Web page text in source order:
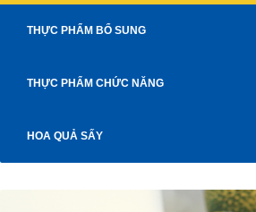
THỰC PHẨM BỔ SUNG
THỰC PHẨM CHỨC NĂNG
HOA QUẢ SẤY